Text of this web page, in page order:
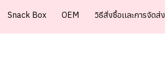
Snack Box OEM วิธีสั่งซื้อเเละการจัดส่ง